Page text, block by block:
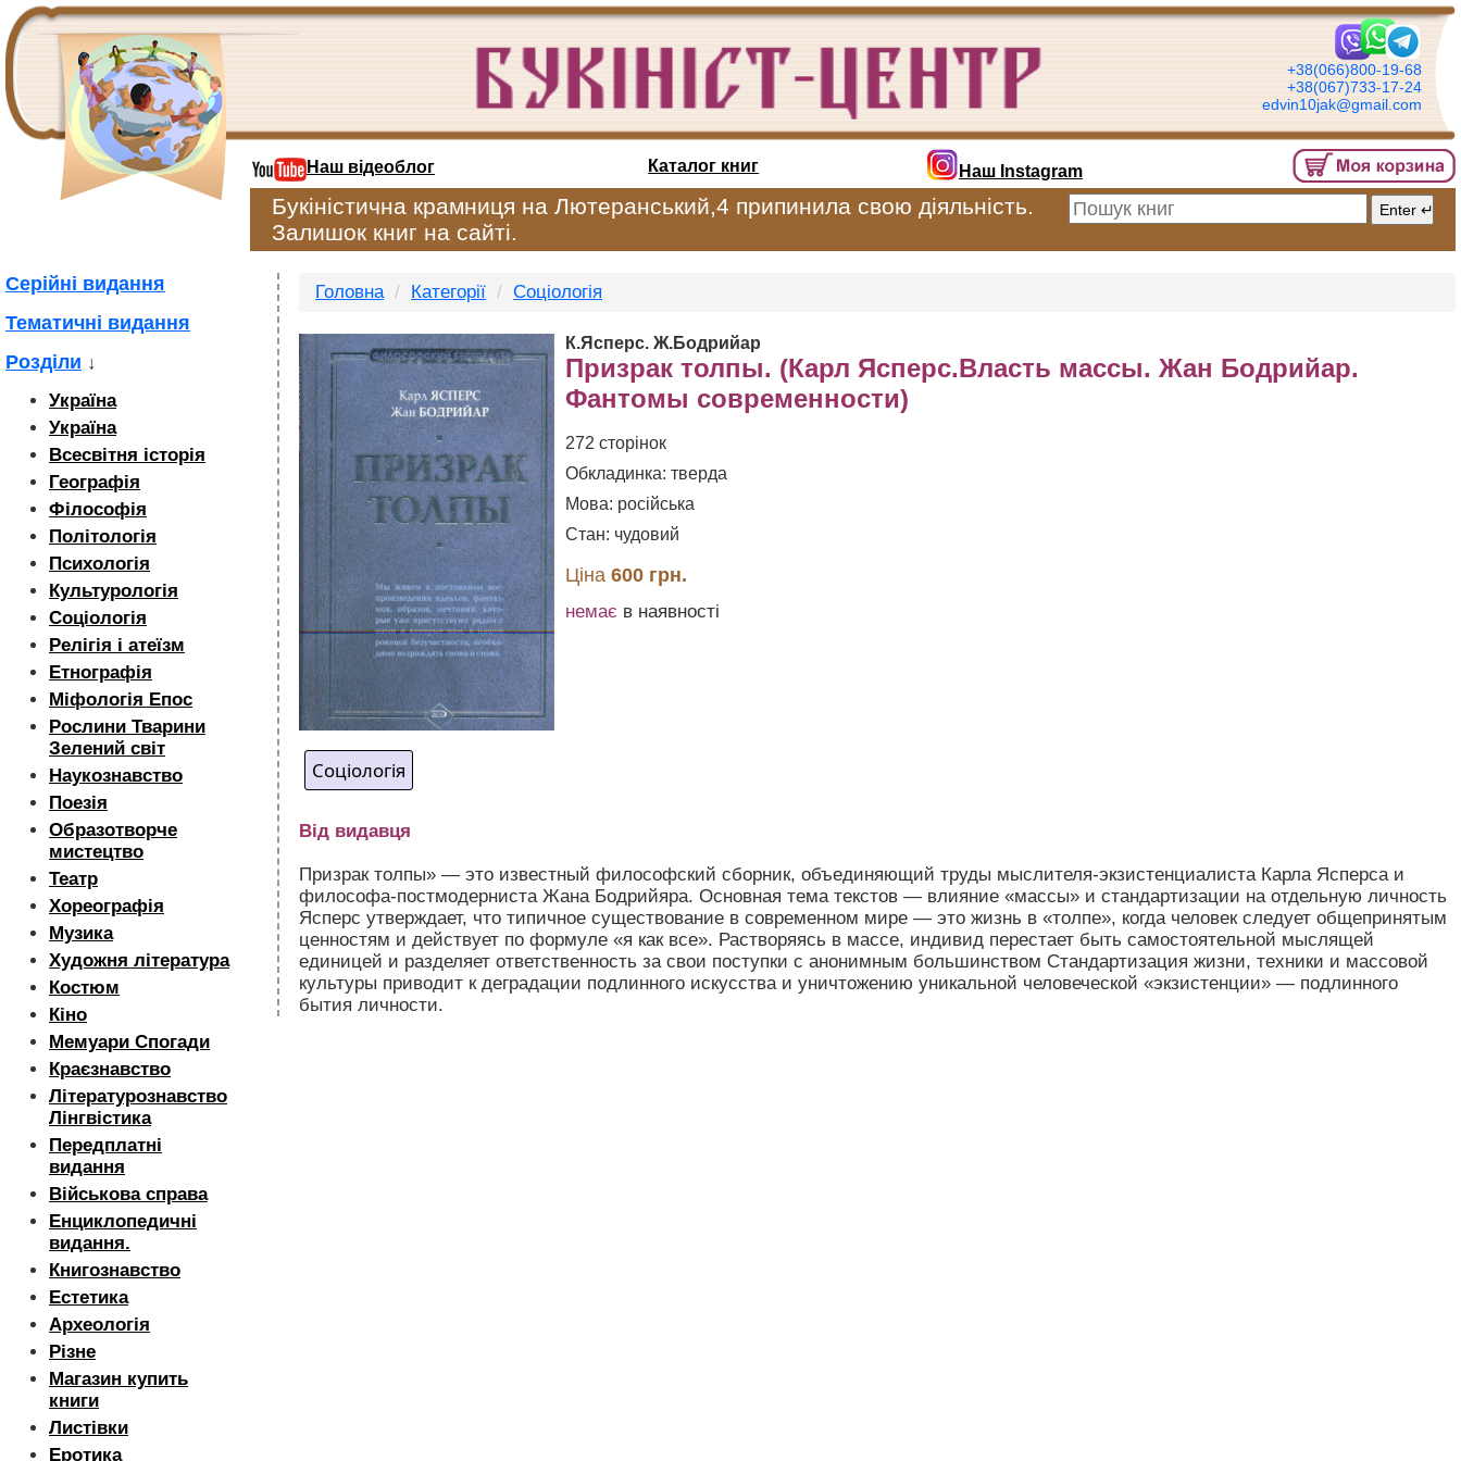
+38(066)800-19-68
+38(067)733-17-24
edvin10jak@gmail.com
Наш відеоблог Каталог книг Наш Instagram
Букіністична крамниця на Лютеранський,4 припинила свою діяльність.
Залишок книг на сайті.
Серійні видання
Тематичні видання
Розділи ↓
Україна
Україна
Всесвітня історія
Географія
Філософія
Політологія
Психологія
Культурологія
Соціологія
Релігія і атеїзм
Етнографія
Міфологія Епос
Рослини Тварини
Зелений світ
Наукознавство
Поезія
Образотворче
мистецтво
Театр
Хореографія
Музика
Художня література
Костюм
Кіно
Мемуари Спогади
Краєзнавство
Літературознавство
Лінгвістика
Передплатні
видання
Військова справа
Енциклопедичні
видання.
Книгознавство
Естетика
Археологія
Різне
Магазин купить
книги
Листівки
Еротика
Головна Категорії Соціологія
К.Ясперс. Ж.Бодрийар
Призрак толпы. (Карл Ясперс.Власть массы. Жан Бодрийар.
Фантомы современности)
272 сторінок
Обкладинка: тверда
Мова: російська
Стан: чудовий
Ціна 600 грн.
немає в наявності
Соціологія
Від видавця
Призрак толпы» — это известный философский сборник, объединяющий труды мыслителя-экзистенциалиста Карла Ясперса и
философа-постмодерниста Жана Бодрийяра. Основная тема текстов — влияние «массы» и стандартизации на отдельную личность
Ясперс утверждает, что типичное существование в современном мире — это жизнь в «толпе», когда человек следует общепринятым
ценностям и действует по формуле «я как все». Растворяясь в массе, индивид перестает быть самостоятельной мыслящей
единицей и разделяет ответственность за свои поступки с анонимным большинством Стандартизация жизни, техники и массовой
культуры приводит к деградации подлинного искусства и уничтожению уникальной человеческой «экзистенции» — подлинного
бытия личности.